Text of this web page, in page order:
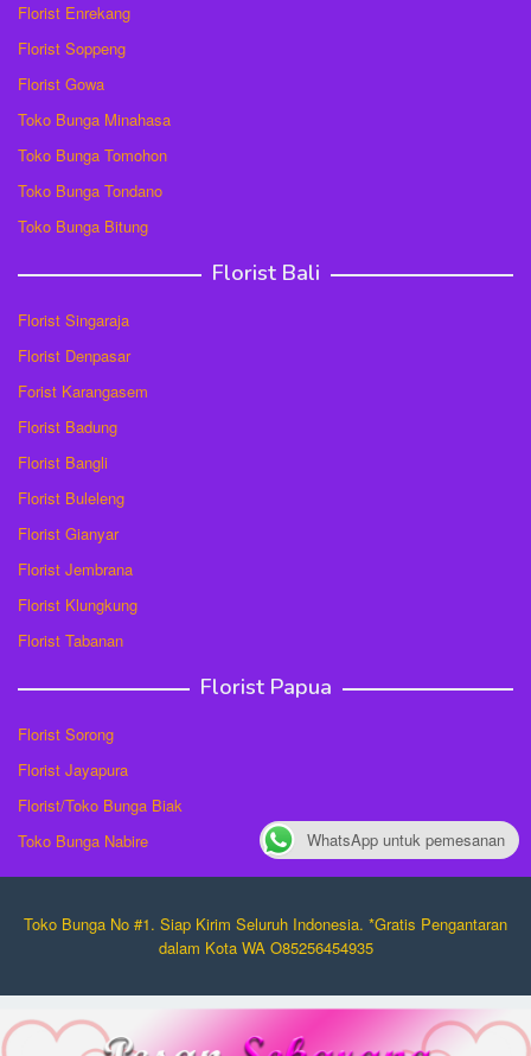
Florist Enrekang
Florist Soppeng
Florist Gowa
Toko Bunga Minahasa
Toko Bunga Tomohon
Toko Bunga Tondano
Toko Bunga Bitung
Florist Bali
Florist Singaraja
Florist Denpasar
Forist Karangasem
Florist Badung
Florist Bangli
Florist Buleleng
Florist Gianyar
Florist Jembrana
Florist Klungkung
Florist Tabanan
Florist Papua
Florist Sorong
Florist Jayapura
Florist/Toko Bunga Biak
Toko Bunga Nabire
Toko Bunga No #1. Siap Kirim Seluruh Indonesia. *Gratis Pengantaran
dalam Kota WA O85256454935
WhatsApp untuk pemesanan